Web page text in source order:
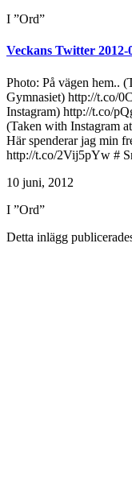
I ”Ord”
Veckans Twitter 2012-
Photo: På vägen hem..
Gymnasiet) http://t.co/
Instagram) http://t.co/
(Taken with Instagram
Här spenderar jag min
http://t.co/2Vij5pYw #
10 juni, 2012
I ”Ord”
Detta inlägg